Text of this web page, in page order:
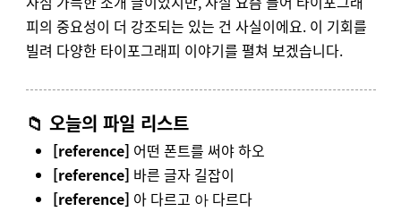
피의 중요성이 더 강조되는 있는 건 사실이에요. 이 기회를
빌려 다양한 타이포그래피 이야기를 펼쳐 보겠습니다.
📁 오늘의 파일 리스트
[reference] 어떤 폰트를 써야 하오
[reference] 바른 글자 길잡이
[reference] 아 다르고 아다르다